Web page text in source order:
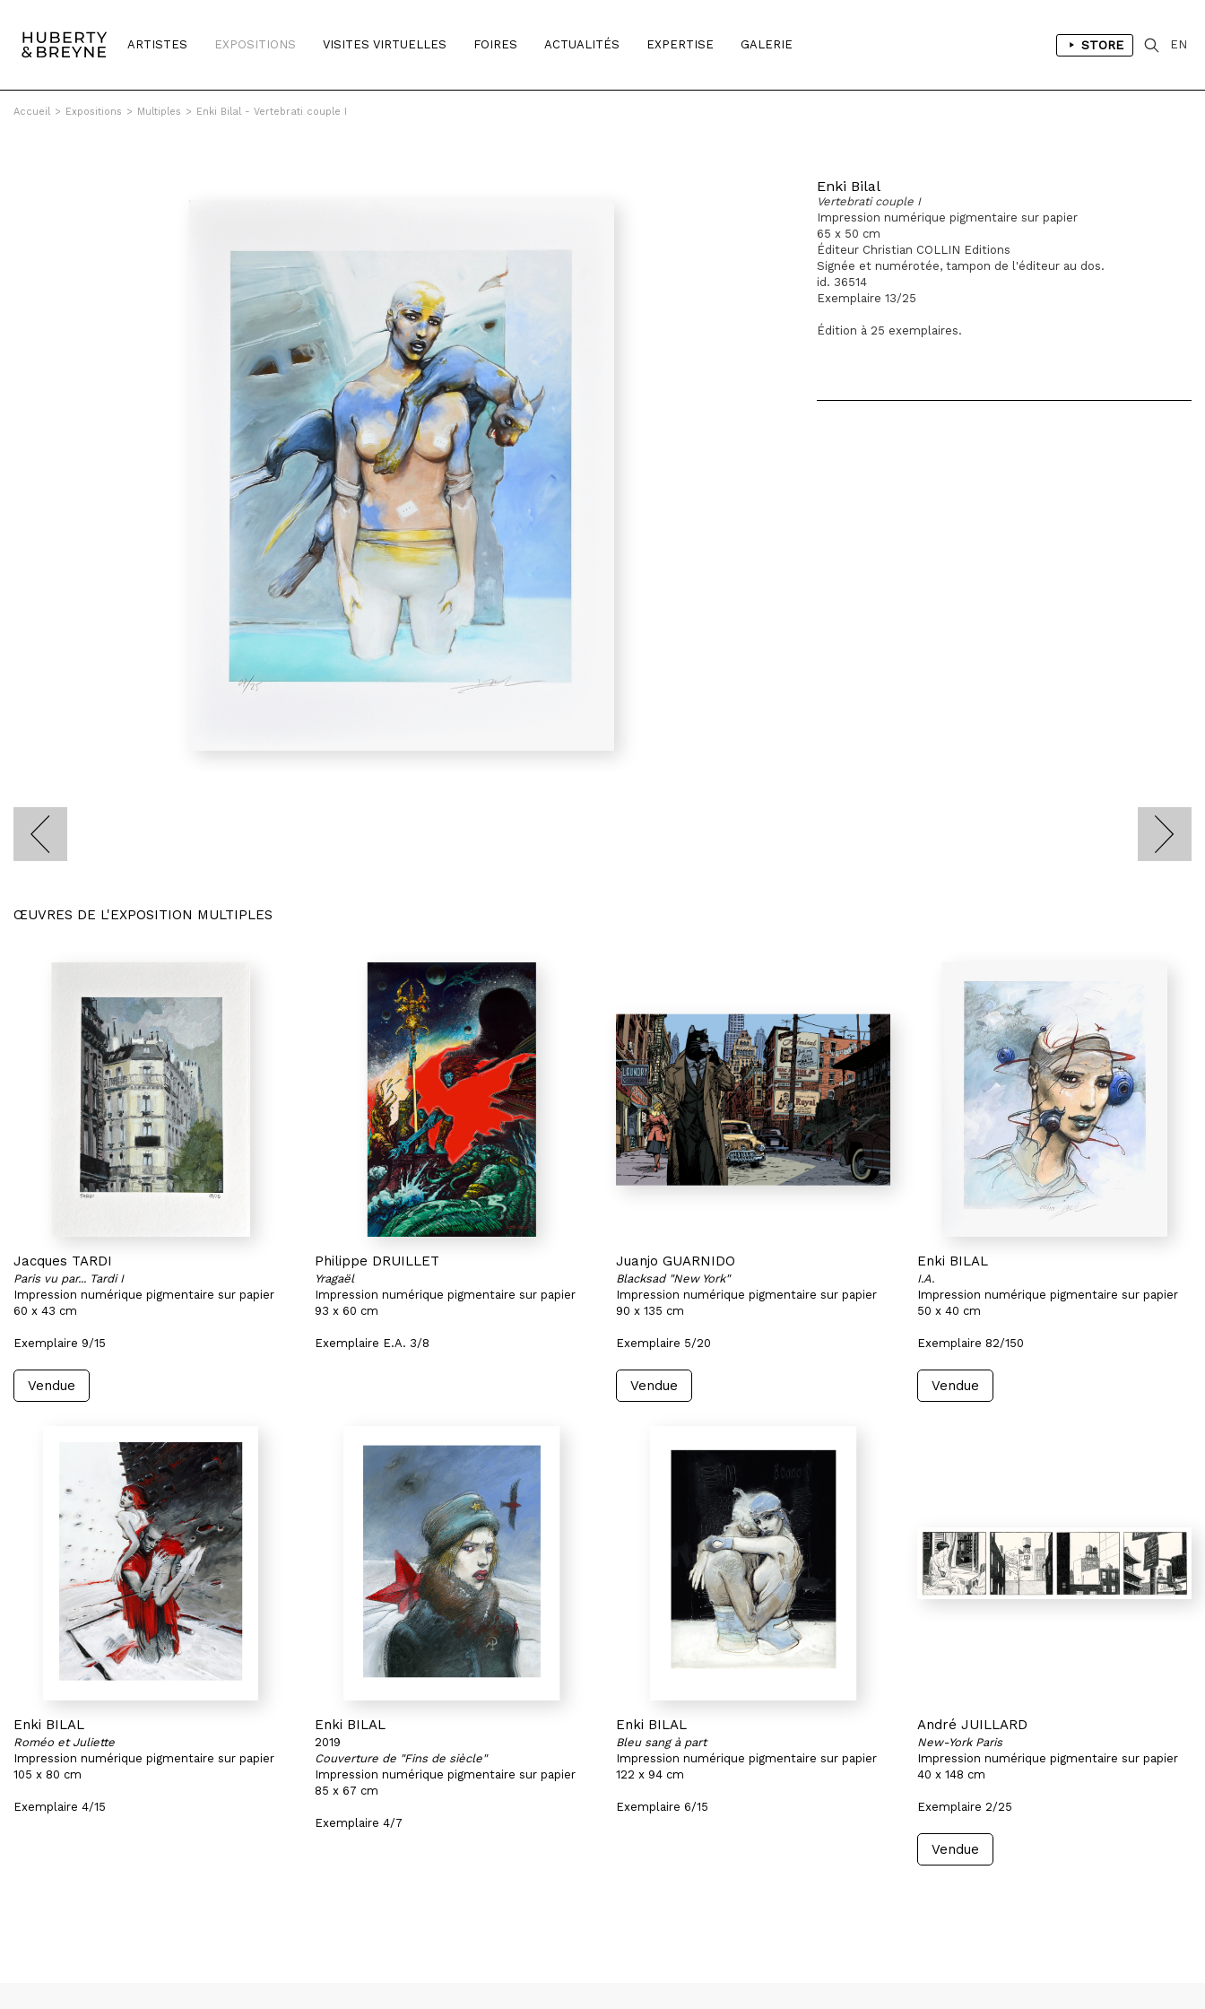
ARTISTES EXPOSITIONS VISITES VIRTUELLES FOIRES ACTUALITÉS EXPERTISE GALERIE STORE EN
Accueil > Expositions > Multiples > Enki Bilal - Vertebrati couple I
Enki Bilal
Vertebrati couple I
Impression numérique pigmentaire sur papier
65 x 50 cm
Éditeur Christian COLLIN Editions
Signée et numérotée, tampon de l'éditeur au dos.
id. 36514
Exemplaire 13/25
Édition à 25 exemplaires.
ŒUVRES DE L'EXPOSITION MULTIPLES
Jacques TARDI
Paris vu par... Tardi I
Impression numérique pigmentaire sur papier
60 x 43 cm
Exemplaire 9/15
Vendue
Philippe DRUILLET
Yragaël
Impression numérique pigmentaire sur papier
93 x 60 cm
Exemplaire E.A. 3/8
Juanjo GUARNIDO
Blacksad "New York"
Impression numérique pigmentaire sur papier
90 x 135 cm
Exemplaire 5/20
Vendue
Enki BILAL
I.A.
Impression numérique pigmentaire sur papier
50 x 40 cm
Exemplaire 82/150
Vendue
Enki BILAL
Roméo et Juliette
Impression numérique pigmentaire sur papier
105 x 80 cm
Exemplaire 4/15
Enki BILAL
2019
Couverture de "Fins de siècle"
Impression numérique pigmentaire sur papier
85 x 67 cm
Exemplaire 4/7
Enki BILAL
Bleu sang à part
Impression numérique pigmentaire sur papier
122 x 94 cm
Exemplaire 6/15
André JUILLARD
New-York Paris
Impression numérique pigmentaire sur papier
40 x 148 cm
Exemplaire 2/25
Vendue